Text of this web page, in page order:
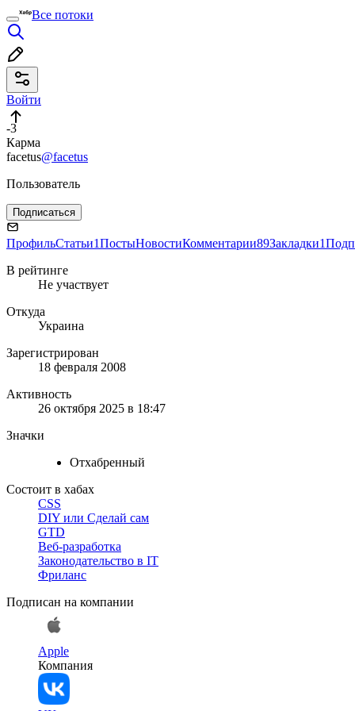
Все потоки
Войти
-3
Карма
facetus@facetus
Пользователь
Подписаться
ПрофильСтатьи1ПостыНовостиКомментарии89Закладки1
В рейтинге
Не участвует
Откуда
Украина
Зарегистрирован
18 февраля 2008
Активность
26 октября 2025 в 18:47
Значки
Отхабренный
Состоит в хабах
CSS
DIY или Сделай сам
GTD
Веб-разработка
Законодательство в IT
Фриланс
Подписан на компании
Apple
Компания